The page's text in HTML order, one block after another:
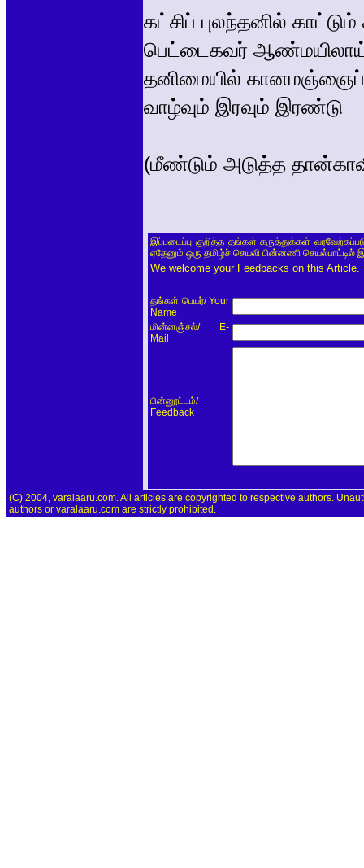
கட்சிப் புலந்தனில்
பெட்டைகவர் ஆண்மயிலாய்
தனிமையில்
வாழ்வும் இரவும் இரண்டு
(மீண்டும் அடுத்த
இப்படைப்பு குறித்த தங்கள் கருத்துக்கள்
ஏதேனும் ஒரு தமிழ்ச் செயலி பின்னணி செயல்பாட்டில்
We welcome your Feedbacks on this
தங்கள் பெயர்/ Your
Name
மின்னஞ்சல்/ E-
Mail
பின்னூட்டம்/
Feedback
(C) 2004, varalaaru.com. All articles are copyrighted to respective authors.
authors or varalaaru.com are strictly prohibited.